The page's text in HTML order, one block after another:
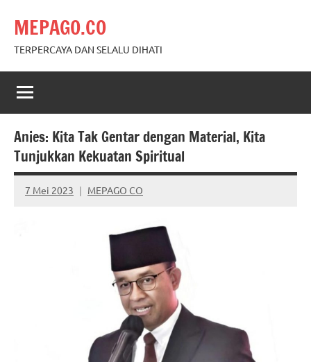
content
MEPAGO.CO
TERPERCAYA DAN SELALU DIHATI
Anies: Kita Tak Gentar dengan Material, Kita
Tunjukkan Kekuatan Spiritual
7 Mei 2023 MEPAGO CO
No